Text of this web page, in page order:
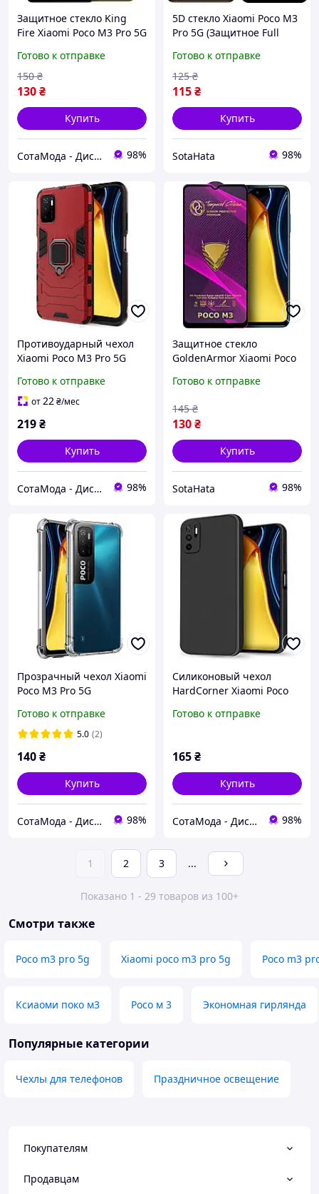
Защитное стекло King
Fire Xiaomi Poco M3 Pro 5G
Готово к отправке
130₴
150 ₴
Купить
СотаМода - Дискаунтер аксессуаров 98%
5D стекло Xiaomi Poco M3
Pro 5G (Защитное Full
Готово к отправке
115₴
125 ₴
Купить
SotaHata 98%
Противоударный чехол
Xiaomi Poco M3 Pro 5G
Готово к отправке
от22₴/мес
219₴
Купить
СотаМода - Дискаунтер аксессуаров 98%
Защитное стекло
GoldenArmor Xiaomi Poco
Готово к отправке
130₴
145 ₴
Купить
SotaHata 98%
Прозрачный чехол Xiaomi
Poco M3 Pro 5G
Готово к отправке
5.0 (2)
140₴
Купить
СотаМода - Дискаунтер аксессуаров 98%
Силиконовый чехол
HardCorner Xiaomi Poco
микрофиброй) Black
Готово к отправке
165₴
Купить
СотаМода - Дискаунтер аксессуаров 98%
1 2 3 ...
Показано 1 - 29 товаров из 100+
Смотри также
Poco m3 pro 5g Xiaomi poco m3 pro 5g Poco m3
Ксиаоми поко м3 Росо м 3 Экономная гирлянда
Популярные категории
Чехлы для телефонов Праздничное освещение
Покупателям
Продавцам